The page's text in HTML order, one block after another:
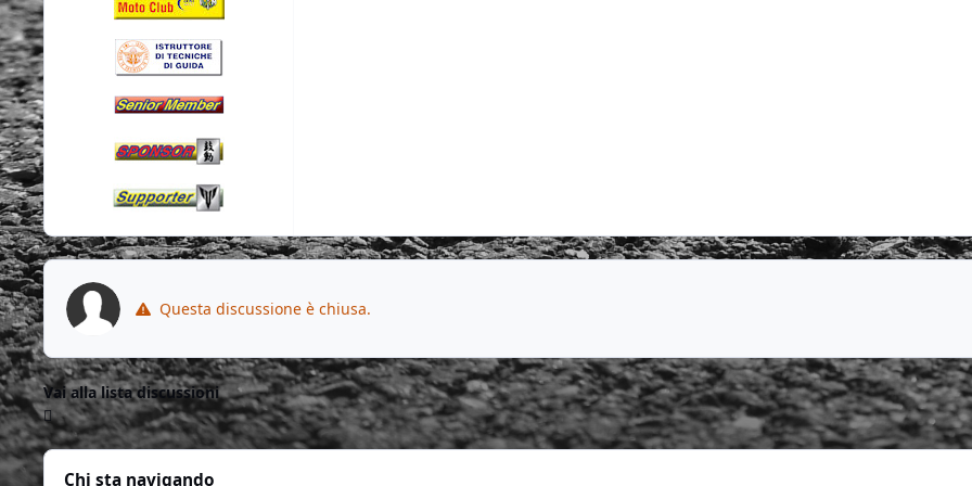
Questa discussione è chiusa.
Vai alla lista discussioni
Chi sta navigando